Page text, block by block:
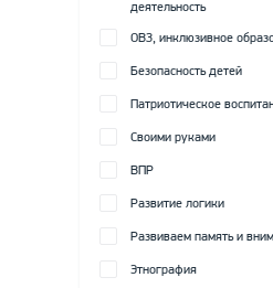
деятельность
ОВЗ, инклюзивное
Безопасность детей
Патриотическое
Своими руками
ВПР
Развитие логики
Развиваем память и
Этнография